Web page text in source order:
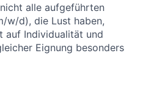
alle aufgeführten
w/d), die Lust haben,
auf Individualität und
Eignung besonders